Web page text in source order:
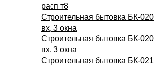
расп т8
Строительная бытовка БК-
вх, 3 окна
Строительная бытовка БК-
вх, 3 окна
Строительная бытовка БК-